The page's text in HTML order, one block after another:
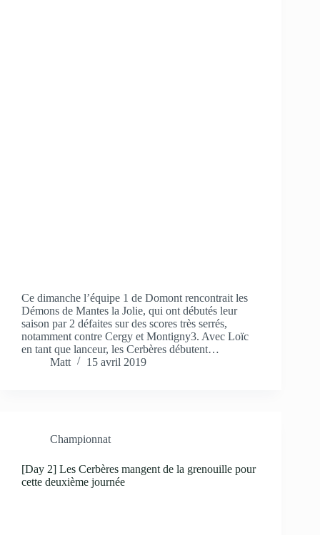
Ce dimanche l’équipe 1 de Domont rencontrait les
Démons de Mantes la Jolie, qui ont débutés leur
saison par 2 défaites sur des scores très serrés,
notamment contre Cergy et Montigny3. Avec Loïc
en tant que lanceur, les Cerbères débutent…
Matt
15 avril 2019
Championnat
[Day 2] Les Cerbères mangent de la grenouille pour
cette deuxième journée